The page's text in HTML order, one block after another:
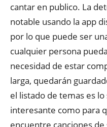
cantar en publico. La
notable usando la app
por lo que puede ser
cualquier persona
necesidad de estar
larga, quedarán
el listado de temas es
interesante como para